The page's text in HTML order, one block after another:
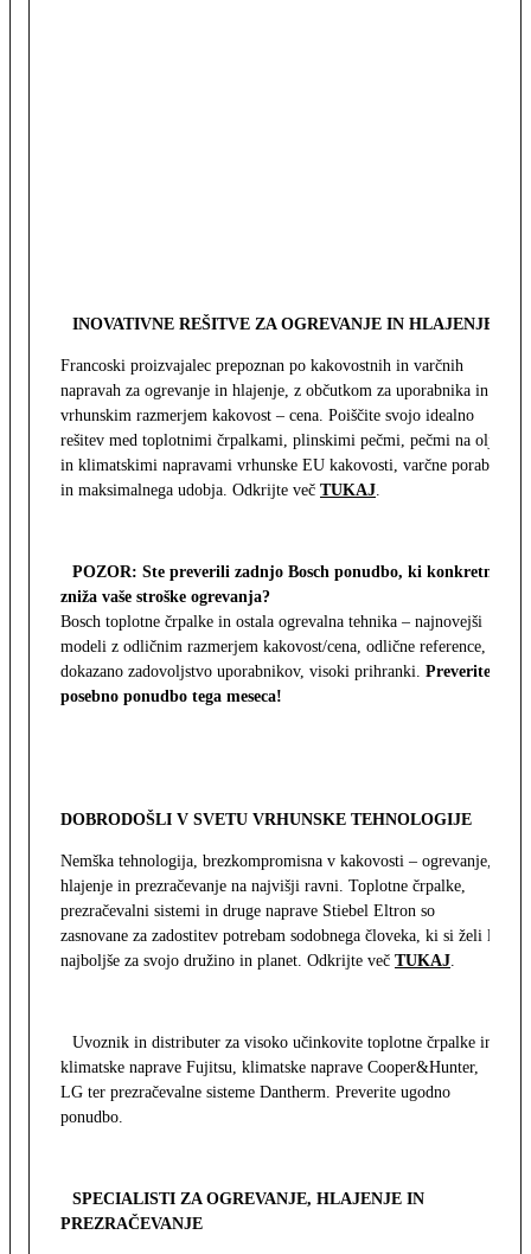
INOVATIVNE REŠITVE ZA OGREVANJE IN HLAJENJE
Francoski proizvajalec prepoznan po kakovostnih in varčnih
napravah za ogrevanje in hlajenje, z občutkom za uporabnika in z
vrhunskim razmerjem kakovost – cena. Poiščite svojo idealno
rešitev med toplotnimi črpalkami, plinskimi pečmi, pečmi na olje
in klimatskimi napravami vrhunske EU kakovosti, varčne porabe
in maksimalnega udobja. Odkrijte več TUKAJ
POZOR: Ste preverili zadnjo Bosch ponudbo, ki konkretno
zniža vaše stroške ogrevanja?
Bosch toplotne črpalke in ostala ogrevalna tehnika – najnovejši
modeli z odličnim razmerjem kakovost/cena, odlične reference,
dokazano zadovoljstvo uporabnikov, visoki prihranki. Preverite
posebno ponudbo tega meseca!
DOBRODOŠLI V SVETU VRHUNSKE TEHNOLOGIJE
Nemška tehnologija, brezkompromisna v kakovosti – ogrevanje,
hlajenje in prezračevanje na najvišji ravni. Toplotne črpalke,
prezračevalni sistemi in druge naprave Stiebel Eltron so
zasnovane za zadostitev potrebam sodobnega človeka, ki si želi le
najboljše za svojo družino in planet. Odkrijte več TUKAJ
Uvoznik in distributer za visoko učinkovite toplotne črpalke in
klimatske naprave Fujitsu, klimatske naprave Cooper&Hunter,
LG ter prezračevalne sisteme Dantherm. Preverite ugodno
ponudbo.
SPECIALISTI ZA OGREVANJE, HLAJENJE IN
PREZRAČEVANJE